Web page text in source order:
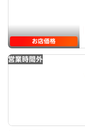
お店価格
営業時間外